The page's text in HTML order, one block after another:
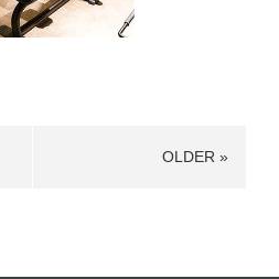
OLDER »